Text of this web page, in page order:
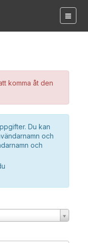
komma åt den
Du kan
och
och